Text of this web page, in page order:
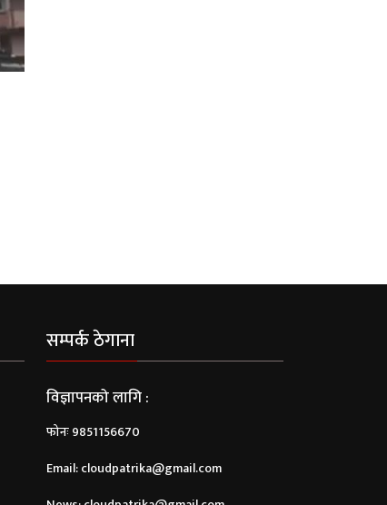
सम्पर्क ठेगाना
विज्ञापनको लागि :
फोनः 9851156670
Email:cloudpatrika@gmail.com